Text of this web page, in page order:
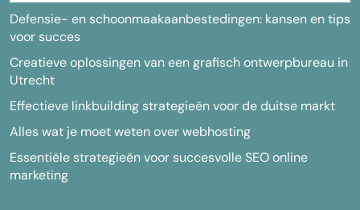
Defensie- en schoonmaakaanbestedingen: kansen en tips
voor succes
Creatieve oplossingen van een grafisch ontwerpbureau in
Utrecht
Effectieve linkbuilding strategieën voor de duitse markt
Alles wat je moet weten over webhosting
Essentiële strategieën voor succesvolle SEO online
marketing